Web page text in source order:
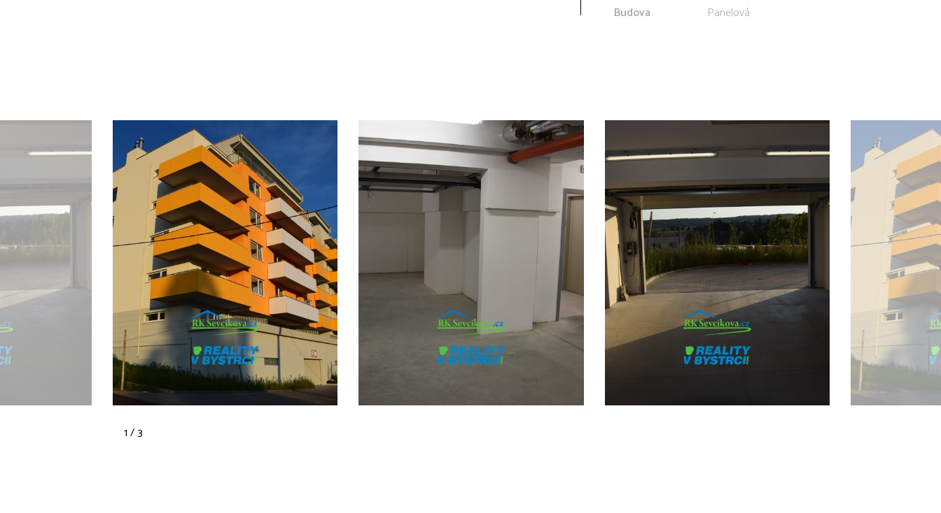
Budova
Panelová
1 / 3